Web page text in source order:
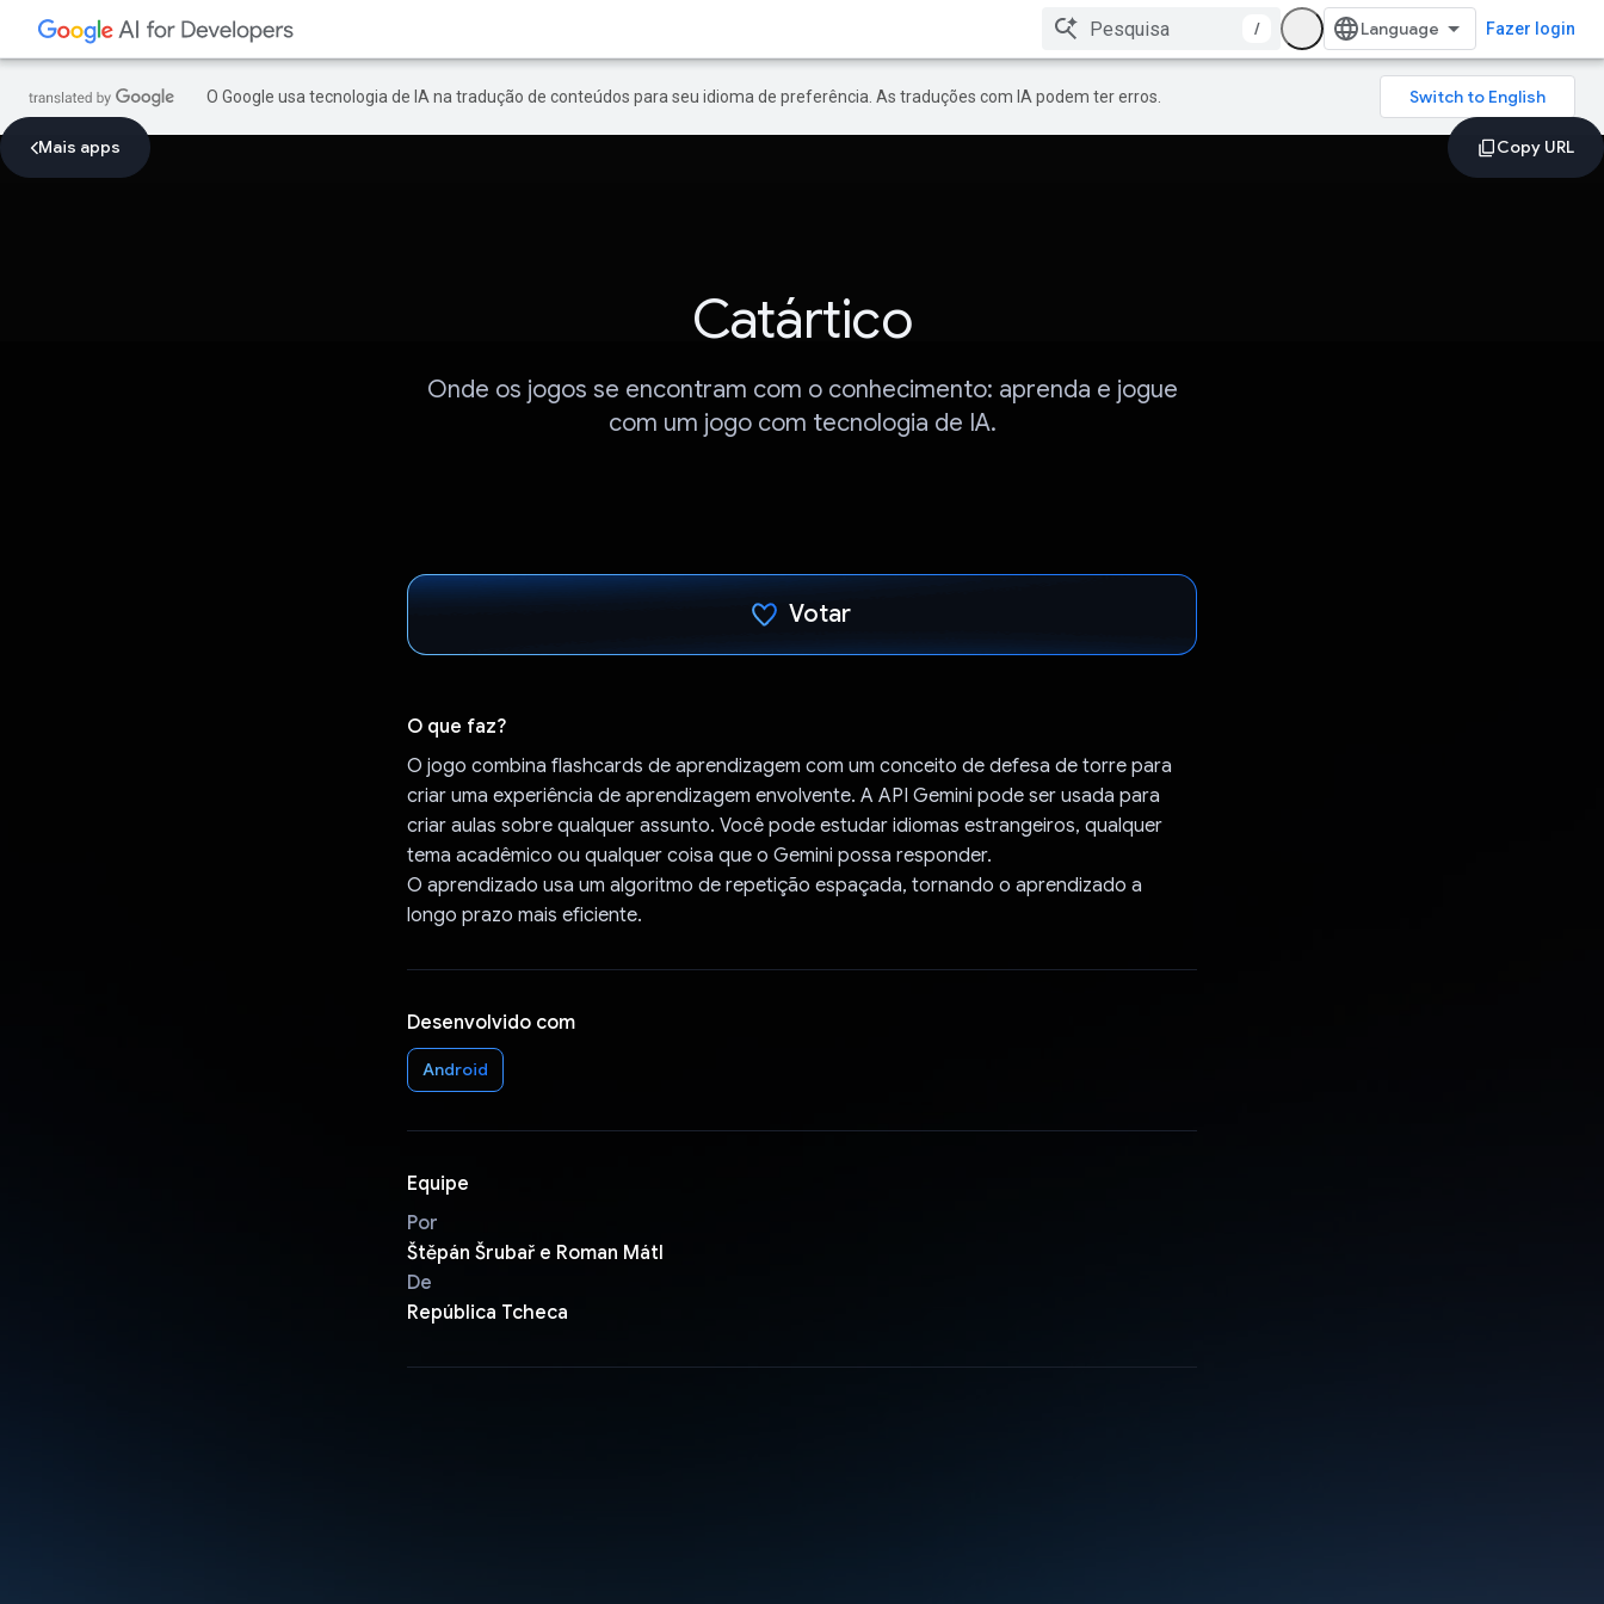
/ Fazer login
O Google usa tecnologia de IA na tradução de conteúdos para seu idioma de preferência. As traduções com IA podem ter erros.
Mais apps
Catártico
Onde os jogos se encontram com o conhecimento: aprenda e jogue
com um jogo com tecnologia de IA.
Votar
O que faz?
O jogo combina flashcards de aprendizagem com um conceito de defesa de torre para
criar uma experiência de aprendizagem envolvente. A API Gemini pode ser usada para
criar aulas sobre qualquer assunto. Você pode estudar idiomas estrangeiros, qualquer
tema acadêmico ou qualquer coisa que o Gemini possa responder.
O aprendizado usa um algoritmo de repetição espaçada, tornando o aprendizado a
longo prazo mais eficiente.
Desenvolvido com
Android
Equipe
Por
Štěpán Šrubař e Roman Mátl
De
República Tcheca